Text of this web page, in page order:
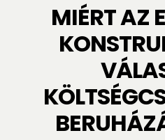
MIÉRT AZ